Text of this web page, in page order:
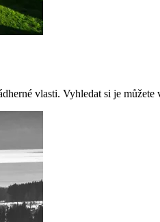
vlasti. Vyhledat si je můžete